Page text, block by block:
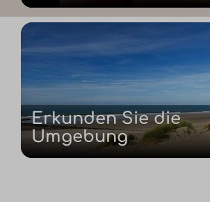
Erkunden Sie die
Umgebung